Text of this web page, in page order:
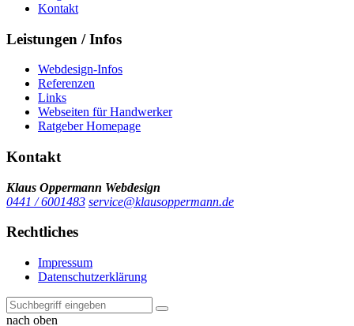
Kontakt
Leistungen / Infos
Webdesign-Infos
Referenzen
Links
Webseiten für Handwerker
Ratgeber Homepage
Kontakt
Klaus Oppermann Webdesign
0441 / 6001483 service@klausoppermann.de
Rechtliches
Impressum
Datenschutzerklärung
nach oben